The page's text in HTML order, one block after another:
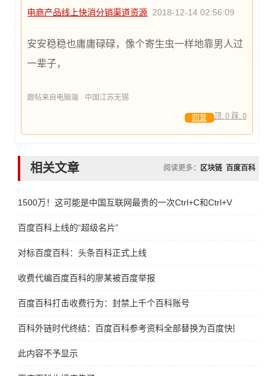
电商产品线上快消分销渠道资源 2018-12-14 02:56:09
安安稳稳也庸庸碌碌，像个寄生虫一样地靠男人过
一辈子，
跟帖来自电脑端 · 中国江苏无锡
顶: 0 踩: 0
回复
相关文章 阅读更多： 区块链 百度百科
1500万！这可能是中国互联网最贵的一次Ctrl+C和Ctrl+V
百度百科上线的“超级名片”
对标百度百科：头条百科正式上线
收费代编百度百科的廖某被百度举报
百度百科打击收费行为：封禁上千个百科账号
百科外链时代终结：百度百科参考资料全部替换为百度快照
此内容不予显示